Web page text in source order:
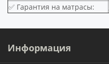
✅ Гарантия на матрасы:
Информация